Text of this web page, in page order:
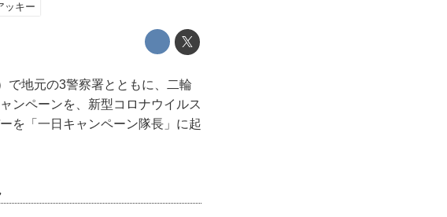
ッキー
で地元の3警察署とともに、二輪
ンペーンを、新型コロナウイルス
を「一日キャンペーン隊長」に起